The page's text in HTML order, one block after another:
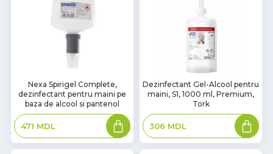
наличии
Nexa Spirigel Complete,
dezinfectant pentru maini pe
baza de alcool si pantenol
471 MDL
Adaugă
în
coș
В
наличии
Dezinfectant Gel-Alcool pentru
maini, S1, 1000 ml, Premium,
Tork
306 MDL
Adaugă
în
coș